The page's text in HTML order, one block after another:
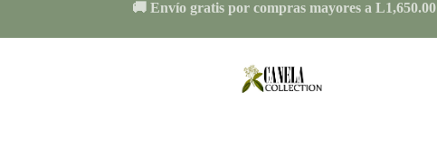
🚚 Envío gratis por compras mayores a L1,650.00